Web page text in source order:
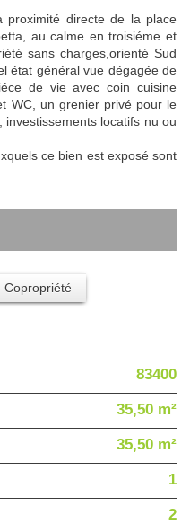
proximité directe de la place
au calme en troisiéme et
sans charges,orienté Sud
état général vue dégagée de
de vie avec coin cuisine
WC, un grenier privé pour le
locatifs nu ou
ce bien est exposé sont
Copropriété
83400
35,50 m²
35,50 m²
1
2